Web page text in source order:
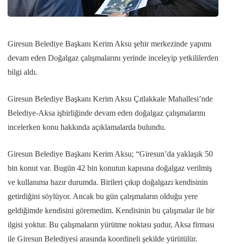
Giresun Belediye Başkanı Kerim Aksu şehir merkezinde yapımı
devam eden Doğalgaz çalışmalarını yerinde inceleyip yetkililerden
bilgi aldı.
Giresun Belediye Başkanı Kerim Aksu Çıtlakkale Mahallesi’nde
Belediye-Aksa işbirliğinde devam eden doğalgaz çalışmalarını
incelerken konu hakkında açıklamalarda bulundu.
Giresun Belediye Başkanı Kerim Aksu; “Giresun’da yaklaşık 50
bin konut var. Bugün 42 bin konutun kapısına doğalgaz verilmiş
ve kullanıma hazır durumda. Birileri çıkıp doğalgazı kendisinin
getirdiğini söylüyor. Ancak bu gün çalışmaların olduğu yere
geldiğimde kendisini göremedim. Kendisinin bu çalışmalar ile bir
ilgisi yoktur. Bu çalışmaların yürütme noktası şudur, Aksa firması
ile Giresun Belediyesi arasında koordineli şekilde yürütülür.